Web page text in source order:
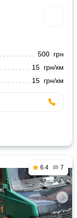
500 грн
15 грн/км
15 грн/км
6.4 7